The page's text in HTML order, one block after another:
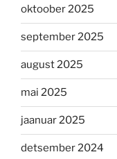
oktoober 2025
september 2025
august 2025
mai 2025
jaanuar 2025
detsember 2024